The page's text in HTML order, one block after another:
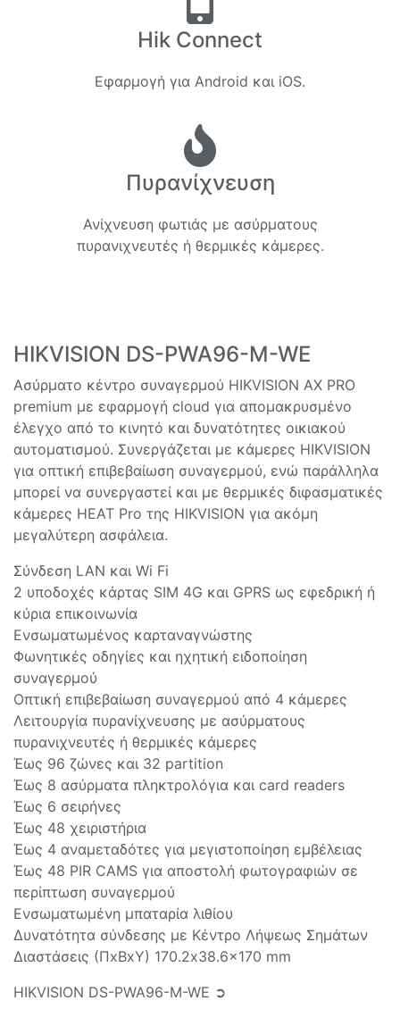
Hik Connect
Εφαρμογή για Android και iOS.
Πυρανίχνευση
Ανίχνευση φωτιάς με ασύρματους
πυρανιχνευτές ή θερμικές κάμερες.
HIKVISION DS-PWA96-M-WE
Ασύρματο κέντρο συναγερμού HIKVISION AX PRO
premium με εφαρμογή cloud για απομακρυσμένο
έλεγχο από το κινητό και δυνατότητες οικιακού
αυτοματισμού. Συνεργάζεται με κάμερες HIKVISION
για οπτική επιβεβαίωση συναγερμού, ενώ παράλληλα
μπορεί να συνεργαστεί και με θερμικές διφασματικές
κάμερες HEAT Pro της HIKVISION για ακόμη
μεγαλύτερη ασφάλεια.
Σύνδεση LAN και Wi Fi
2 υποδοχές κάρτας SIM 4G και GPRS ως εφεδρική ή
κύρια επικοινωνία
Ενσωματωμένος καρταναγνώστης
Φωνητικές οδηγίες και ηχητική ειδοποίηση
συναγερμού
Οπτική επιβεβαίωση συναγερμού από 4 κάμερες
Λειτουργία πυρανίχνευσης με ασύρματους
πυρανιχνευτές ή θερμικές κάμερες
Έως 96 ζώνες και 32 partition
Έως 8 ασύρματα πληκτρολόγια και card readers
Έως 6 σειρήνες
Έως 48 χειριστήρια
Έως 4 αναμεταδότες για μεγιστοποίηση εμβέλειας
Έως 48 PIR CAMS για αποστολή φωτογραφιών σε
περίπτωση συναγερμού
Ενσωματωμένη μπαταρία λιθίου
Δυνατότητα σύνδεσης με Κέντρο Λήψεως Σημάτων
Διαστάσεις (ΠxΒxY) 170.2x38.6x170 mm
HIKVISION DS-PWA96-M-WE ➲